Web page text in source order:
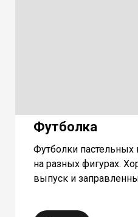
Футболка
Футболки пастельных
на разных фигурах.
выпуск и